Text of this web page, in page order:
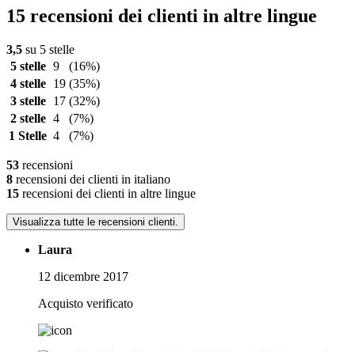
15 recensioni dei clienti in altre lingue
3,5 su 5 stelle
5 stelle 9
(16%)
4 stelle
19 (35%)
3 stelle
17 (32%)
2 stelle 4
(7%)
1 Stelle 4 (7%)
53 recensioni
8 recensioni dei clienti in italiano
15 recensioni dei clienti in altre lingue
Visualizza tutte le recensioni clienti.
Laura
12 dicembre 2017
Acquisto verificato